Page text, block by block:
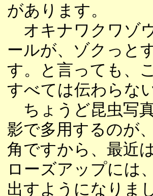
があります。
オキナワクワゾ
ールが、ゾクっと
す。と言っても、
すべては伝わらな
ちょうど昆虫写
影で多用するのが
角ですから、最近
ローズアップには
出すようになりま